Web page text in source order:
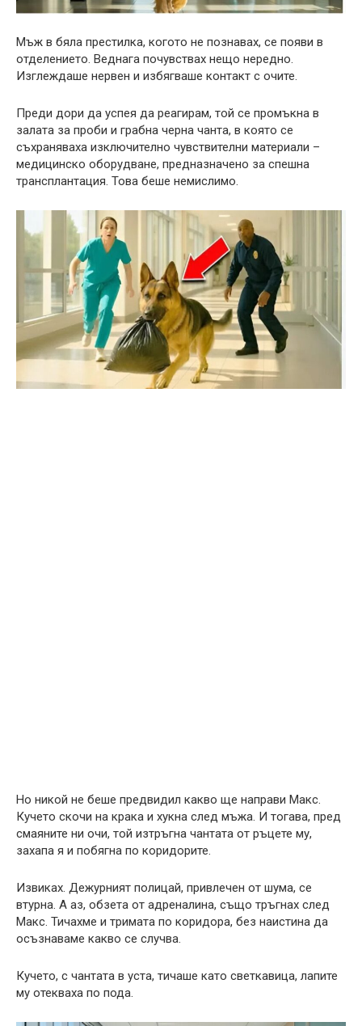
Мъж в бяла престилка, когото не познавах, се появи в
отделението. Веднага почувствах нещо нередно.
Изглеждаше нервен и избягваше контакт с очите.
Преди дори да успея да реагирам, той се промъкна в
залата за проби и грабна черна чанта, в която се
съхраняваха изключително чувствителни материали –
медицинско оборудване, предназначено за спешна
трансплантация. Това беше немислимо.
Но никой не беше предвидил какво ще направи Макс.
Кучето скочи на крака и хукна след мъжа. И тогава, пред
смаяните ни очи, той изтръгна чантата от ръцете му,
захапа я и побягна по коридорите.
Извиках. Дежурният полицай, привлечен от шума, се
втурна. А аз, обзета от адреналина, също тръгнах след
Макс. Тичахме и тримата по коридора, без наистина да
осъзнаваме какво се случва.
Кучето, с чантата в уста, тичаше като светкавица, лапите
му отекваха по пода.